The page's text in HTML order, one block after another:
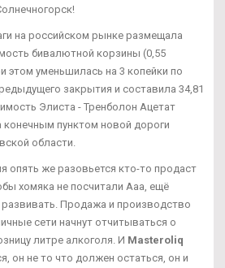
на российском рынке размещала
бивалютной корзины (0,55
этом уменьшилась на 3 копейки по
закрытия и составила 34,81
Элиста - Тренболон Ацетат
конечным пунктом новой дороги
области.
опять же разовьется кто-то продаст
хомяка не посчитали Ааа, ещё
Продажа и производство
сети начнут отчитываться о
литре алкоголя. И Masteroliq
он не то что должен остаться, он и